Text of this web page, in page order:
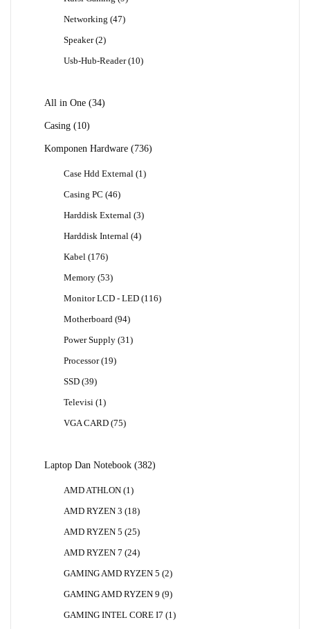
Networking 4747
Speaker 22
Usb-Hub-Reader 1010
All in One 3434
Casing
1010
Komponen Hardware
736736
Case Hdd External 1 1
Casing PC 4646
Harddisk External 33
Harddisk Internal 44
Kabel
176176
Memory 5353
Monitor LCD - LED 116116
Motherboard 9494
Power Supply 31 31
Processor 1919
SSD 3939
Televisi
1 1
VGA CARD 7575
Laptop Dan Notebook 382382
AMD ATHLON 1 1
AMD RYZEN 3
1818
AMD RYZEN 5 2525
AMD RYZEN 7 2424
GAMING AMD RYZEN 5 22
GAMING AMD RYZEN 9 99
GAMING INTEL CORE I7
1 1